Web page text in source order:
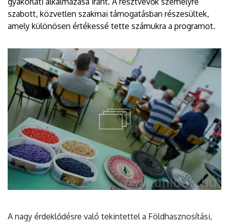
szabott, közvetlen szakmai támogatásban részesültek,
amely különösen értékessé tette számukra a programot.
A nagy érdeklődésre való tekintettel a Földhasznosítási,